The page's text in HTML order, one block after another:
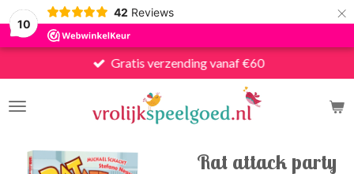
10
42 Reviews ×
Gratis verzending vanaf €60
Rat attack party